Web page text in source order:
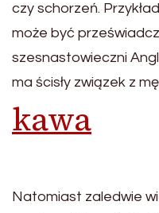
czy schorzeń.
może być
szesnastowieczni
ma ścisły związek z
kawa
Natomiast zaledwie